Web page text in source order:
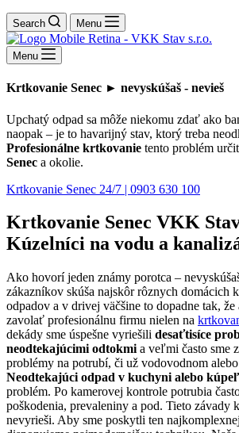
Search Menu
Menu
Krtkovanie Senec ► nevyskúšaš - nevieš
Upchatý odpad sa môže niekomu zdať ako
naopak – je to havarijný stav, ktorý treba
Profesionálne krtkovanie tento problém
Senec a okolie.
Krtkovanie Senec 24/7 | 0903 630 100
Krtkovanie Senec VKK
Kúzelníci na vodu a
Ako hovorí jeden známy porotca –
zákazníkov skúša najskôr rôznych domácich
odpadov a v drivej väčšine to dopadne tak, že
zavolať profesionálnu firmu nielen na
dekády sme úspešne vyriešili desaťtisíce
neodtekajúcimi odtokmi a veľmi často sme
problémy na potrubí, či už vodovodnom
Neodtekajúci odpad v kuchyni alebo
problém. Po kamerovej kontrole potrubia
poškodenia, prevaleniny a pod. Tieto závady
nevyrieši. Aby sme poskytli ten